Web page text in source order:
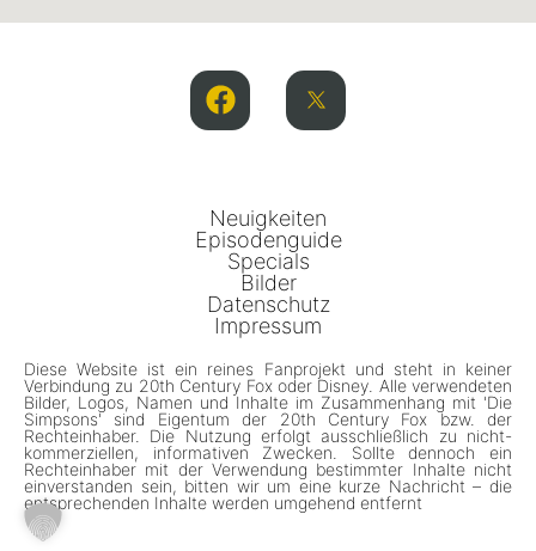
Neuigkeiten
Episodenguide
Specials
Bilder
Datenschutz
Impressum
Diese Website ist ein reines Fanprojekt und steht in keiner
Verbindung zu 20th Century Fox oder Disney. Alle verwendeten
Bilder, Logos, Namen und Inhalte im Zusammenhang mit 'Die
Simpsons' sind Eigentum der 20th Century Fox bzw. der
Rechteinhaber. Die Nutzung erfolgt ausschließlich zu nicht-
kommerziellen, informativen Zwecken. Sollte dennoch ein
Rechteinhaber mit der Verwendung bestimmter Inhalte nicht
einverstanden sein, bitten wir um eine kurze Nachricht – die
entsprechenden Inhalte werden umgehend entfernt